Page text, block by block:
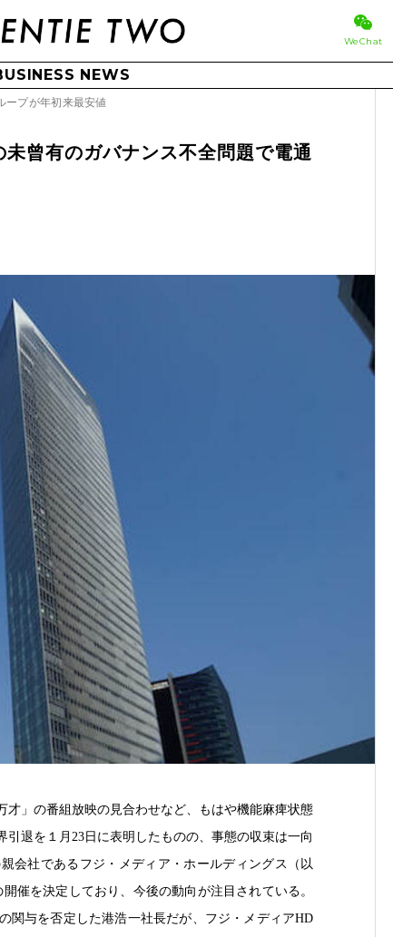
WeChat
NEWS
ープが年初来最安値
曾有のガバナンス不全問題で電通
」の番組放映の見合わせなど、もはや機能麻痺状態
退を１月23日に表明したものの、事態の収束は一向
会社であるフジ・メディア・ホールディングス（以
催を決定しており、今後の動向が注目されている。
関与を否定した港浩一社長だが、フジ・メディアHD